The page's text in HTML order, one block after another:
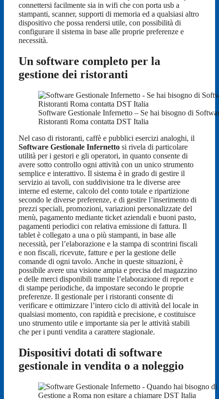
connettersi facilmente sia in wifi che con porta usb a
stampanti, scanner, supporti di memoria ed a qualsiasi altro
dispositivo che possa rendersi utile, con possibilità di
configurare il sistema in base alle proprie preferenze e
necessità.
Un software completo per la
gestione dei ristoranti
Software Gestionale Infernetto – Se hai bisogno di
Ristoranti Roma contatta DST Italia
Nel caso di ristoranti, caffè e pubblici esercizi analoghi, il
Software Gestionale Infernetto si rivela di particolare
utilità per i gestori e gli operatori, in quanto consente di
avere sotto controllo ogni attività con un unico strumento
semplice e interattivo. Il sistema è in grado di gestire il
servizio ai tavoli, con suddivisione tra le diverse aree
interne ed esterne, calcolo del conto totale e ripartizione
secondo le diverse preferenze, e di gestire l’inserimento di
prezzi speciali, promozioni, variazioni personalizzate del
menù, pagamento mediante ticket aziendali e buoni pasto,
pagamenti periodici con relativa emissione di fattura. Il
tablet è collegato a una o più stampanti, in base alle
necessità, per l’elaborazione e la stampa di scontrini fiscali
e non fiscali, ricevute, fatture e per la gestione delle
comande di ogni tavolo. Anche in queste situazioni, è
possibile avere una visione ampia e precisa del magazzino
e delle merci disponibili tramite l’elaborazione di report e
di stampe periodiche, da impostare secondo le proprie
preferenze. Il gestionale per i ristoranti consente di
verificare e ottimizzare l’intero ciclo di attività del locale in
qualsiasi momento, con rapidità e precisione, e costituisce
uno strumento utile e importante sia per le attività stabili
che per i punti vendita a carattere stagionale.
Dispositivi dotati di software
gestionale in vendita o a noleggio